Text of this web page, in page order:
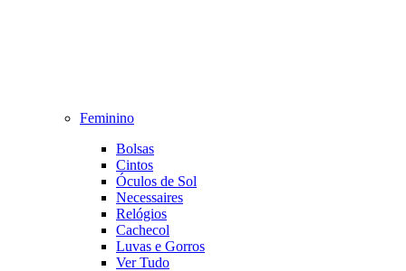
Feminino
Bolsas
Cintos
Óculos de Sol
Necessaires
Relógios
Cachecol
Luvas e Gorros
Ver Tudo